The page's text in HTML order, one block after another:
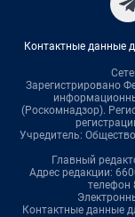
Контактные данные
Зарегистрировано
(Роскомнадзор).
Учредитель:
Главный
Адрес редакции:
телефон
Контактные данные